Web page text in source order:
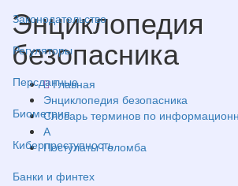
Законодательство
Регуляторы
Персданные
Биометрия
Киберпреступность
Банки и финтех
Энциклопедия
безопасника
Главная
Энциклопедия безопасника
Словарь терминов по
А
Постулаты Голомба